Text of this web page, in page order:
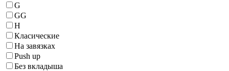
G
GG
H
Класические
На завязках
Push up
Без вкладыша